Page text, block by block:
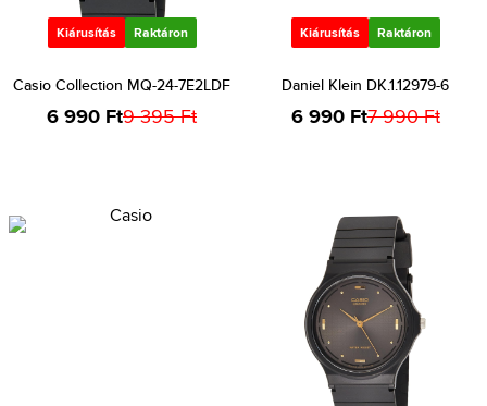
Kiárusítás Raktáron
Casio Collection MQ-24-7E2LDF
6 990 Ft9 395 Ft
Kiárusítás Raktáron
Daniel Klein DK.1.12979-6
6 990 Ft7 990 Ft